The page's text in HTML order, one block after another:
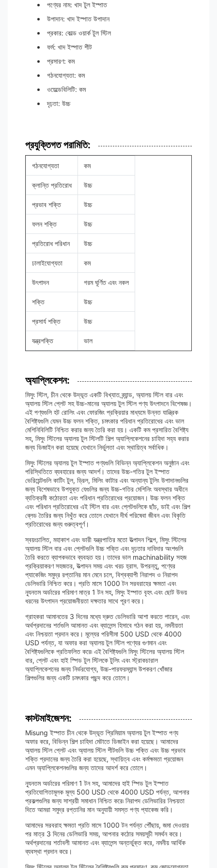
পণ্যের নাম: খাদ টুল ইস্পাত
উপাদান: খাদ ইস্পাত উপাদান
প্রকার: কোল্ড ওয়ার্ক টুল স্টিল
ফর্ম: খাদ ইস্পাত শীট
প্রসারণ: কম
গঠনযোগ্যতা: কম
ওয়েল্ডেবিলিটি: কম
দৃঢ়তা: উচ্চ
প্রযুক্তিগত পরামিতি:
গঠনযোগ্যতা কম
ক্লান্তি প্রতিরোধ উচ্চ
প্রভাব শক্তি উচ্চ
ফলন শক্তি উচ্চ
প্রতিরোধ পরিধান উচ্চ
ঢালাইযোগ্যতা কম
উৎপাদন গরম ঘূর্ণিত এবং নকল
শক্তি উচ্চ
প্রসার্য শক্তি উচ্চ
যন্ত্রশক্তি ভাল
অ্যাপ্লিকেশন:
মিসুং স্টিল, চীন থেকে উদ্ভূত একটি বিখ্যাত ব্র্যান্ড, অ্যালয় স্টিল বার এবং
অ্যালয় স্টিল প্লেট সহ উচ্চ-মানের অ্যালয় টুল স্টিল পণ্য উৎপাদনে বিশেষজ্ঞ।
এই পণ্যগুলি হট রোলিং এবং ফোরজিং প্রক্রিয়ার মাধ্যমে উন্নত যান্ত্রিক
বৈশিষ্ট্যগুলি যেমন উচ্চ ফলন শক্তি, চমৎকার পরিধান প্রতিরোধের এবং ভাল
মেশিনিবিলিটি নিশ্চিত করার জন্য তৈরি করা হয়। একটি কম প্রসারিত বৈশিষ্ট্য
সহ, মিসুং স্টিলের অ্যালয় টুল স্টিলটি শিল্প অ্যাপ্লিকেশনের চাহিদা সহ্য করার
জন্য ডিজাইন করা হয়েছে যেখানে নির্ভুলতা এবং স্থায়িত্ব সর্বাধিক।
মিসুং স্টিলের অ্যালয় টুল ইস্পাত পণ্যগুলি বিভিন্ন অ্যাপ্লিকেশন অনুষ্ঠান এবং
পরিস্থিতিতে ব্যবহারের জন্য আদর্শ। তাদের উচ্চ-গতির টুল ইস্পাত
ভেরিয়েন্টগুলি কাটিং টুল, ড্রিল, মিলিং কাটার এবং অন্যান্য টুলিং উপাদানগুলির
জন্য বিশেষভাবে উপযুক্ত যেগুলির জন্য উচ্চ-গতির মেশিনিং অবস্থার অধীনে
ব্যতিক্রমী কঠোরতা এবং পরিধান প্রতিরোধের প্রয়োজন। উচ্চ ফলন শক্তি
এবং পরিধান প্রতিরোধের এই স্টিল বার এবং প্লেটগুলিকে ছাঁচ, ডাই এবং শিল্প
ব্লেড তৈরির জন্য নিখুঁত করে তোলে যেখানে দীর্ঘ পরিষেবা জীবন এবং বিকৃতি
প্রতিরোধের জন্য গুরুত্বপূর্ণ।
স্বয়ংচালিত, মহাকাশ এবং ভারী যন্ত্রপাতির মতো উত্পাদন শিল্পে, মিসুং স্টিলের
অ্যালয় স্টিল বার এবং প্লেটগুলি উচ্চ শক্তি এবং দৃঢ়তার দাবিদার অংশগুলি
তৈরি করতে ব্যাপকভাবে ব্যবহৃত হয়। তাদের ভাল machinability সহজ
প্রক্রিয়াকরণ সহজতর, উত্পাদন সময় এবং খরচ হ্রাস. উপরন্তু, পণ্যের
প্যাকেজিং সমুদ্র রপ্তানির মান মেনে চলে, বিশ্বব্যাপী নিরাপদ ও নিরাপদ
ডেলিভারি নিশ্চিত করে। প্রতি মাসে 1000 টন সরবরাহের ক্ষমতা এবং
ন্যূনতম অর্ডারের পরিমাণ মাত্র 1 টন সহ, মিসুং ইস্পাত বৃহৎ এবং ছোট উভয়
ধরনের উৎপাদন প্রয়োজনীয়তা দক্ষতার সাথে পূরণ করে।
গ্রাহকরা আমানতের 3 দিনের মধ্যে দ্রুত ডেলিভারি আশা করতে পারেন, এবং
অর্থপ্রদানের শর্তগুলি আমানত এবং ব্যালেন্স হিসাবে গঠন করা হয়, নমনীয়তা
এবং নিশ্চয়তা প্রদান করে। মূল্যের পরিসীমা 500 USD থেকে 4000
USD পর্যন্ত, যা অফার করা অ্যালয় টুল স্টিল পণ্যের গুণমান এবং
বৈশিষ্ট্যগুলিকে প্রতিফলিত করে৷ এই বৈশিষ্ট্যগুলি মিসুং স্টিলের অ্যালয় স্টিল
বার, প্লেট এবং হাই স্পিড টুল স্টিলকে টুলিং এবং স্ট্রাকচারাল
অ্যাপ্লিকেশনের জন্য নির্ভরযোগ্য, উচ্চ-পারফরম্যান্স উপকরণ খোঁজার
শিল্পগুলির জন্য একটি চমৎকার পছন্দ করে তোলে।
কাস্টমাইজেশন:
Misung ইস্পাত চীন থেকে উদ্ভূত প্রিমিয়াম অ্যালয় টুল ইস্পাত পণ্য
অফার করে, বিভিন্ন শিল্প চাহিদা মেটাতে ডিজাইন করা হয়েছে। আমাদের
অ্যালয় স্টিল প্লেট এবং অ্যালয় স্টিল শীটগুলি উচ্চ শক্তি এবং উচ্চ প্রভাব
শক্তি প্রদানের জন্য তৈরি করা হয়েছে, স্থায়িত্ব এবং কর্মক্ষমতা প্রয়োজন
এমন অ্যাপ্লিকেশনগুলির জন্য তাদের আদর্শ করে তোলে।
ন্যূনতম অর্ডারের পরিমাণ 1 টন সহ, আমাদের হাই স্পিড টুল ইস্পাত
প্রতিযোগিতামূলক মূল্য 500 USD থেকে 4000 USD পর্যন্ত, আপনার
প্রকল্পগুলির জন্য সাশ্রয়ী সমাধান নিশ্চিত করে৷ নিরাপদ ডেলিভারির নিশ্চয়তা
দিতে আমরা সমুদ্র রপ্তানির মান অনুযায়ী সমস্ত পণ্য প্যাকেজ করি।
আমাদের সরবরাহ ক্ষমতা প্রতি মাসে 1000 টন পর্যন্ত পৌঁছায়, জমা দেওয়ার
পর মাত্র 3 দিনের ডেলিভারি সময়, আপনার কঠোর সময়সূচী সমর্থন করে।
অর্থপ্রদানের শর্তাবলী আমানত এবং ব্যালেন্স অন্তর্ভুক্ত করে, নমনীয় আর্থিক
ব্যবস্থা প্রদান করে।